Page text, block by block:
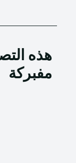
هذه
مفبركة